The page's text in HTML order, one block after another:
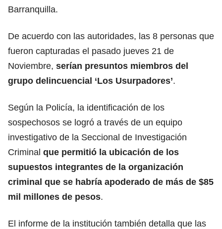
Barranquilla.
De acuerdo con las autoridades, las 8 personas que
fueron capturadas el pasado jueves 21 de
Noviembre, serían presuntos miembros del
grupo delincuencial ‘Los Usurpadores’.
Según la Policía, la identificación de los
sospechosos se logró a través de un equipo
investigativo de la Seccional de Investigación
Criminal que permitió la ubicación de los
supuestos integrantes de la organización
criminal que se habría apoderado de más de $85
mil millones de pesos.
El informe de la institución también detalla que las